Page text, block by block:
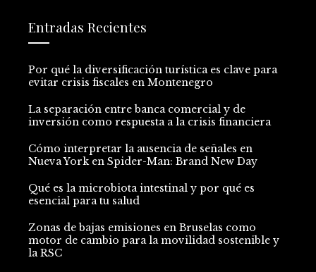
Entradas Recientes
Por qué la diversificación turística es clave para
evitar crisis fiscales en Montenegro
La separación entre banca comercial y de
inversión como respuesta a la crisis financiera
Cómo interpretar la ausencia de señales en
Nueva York en Spider-Man: Brand New Day
Qué es la microbiota intestinal y por qué es
esencial para tu salud
Zonas de bajas emisiones en Bruselas como
motor de cambio para la movilidad sostenible y
la RSC